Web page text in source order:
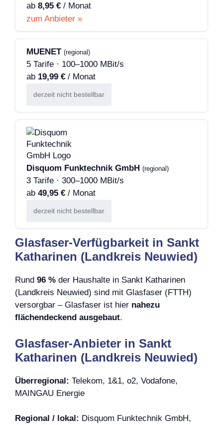
ab 8,95 € / Monat
zum Anbieter »
MUENET (regional)
5 Tarife · 100–1000 MBit/s
ab 19,99 € / Monat
derzeit nicht bestellbar
Disquom Funktechnik GmbH (regional)
3 Tarife · 300–1000 MBit/s
ab 49,95 € / Monat
derzeit nicht bestellbar
Glasfaser-Verfügbarkeit in Sankt
Katharinen (Landkreis Neuwied)
Rund 96 % der Haushalte in Sankt Katharinen
(Landkreis Neuwied) sind mit Glasfaser (FTTH)
versorgbar – Glasfaser ist hier nahezu
flächendeckend ausgebaut.
Glasfaser-Anbieter in Sankt
Katharinen (Landkreis Neuwied)
Überregional: Telekom, 1&1, o2, Vodafone,
MAINGAU Energie
Regional / lokal: Disquom Funktechnik GmbH,